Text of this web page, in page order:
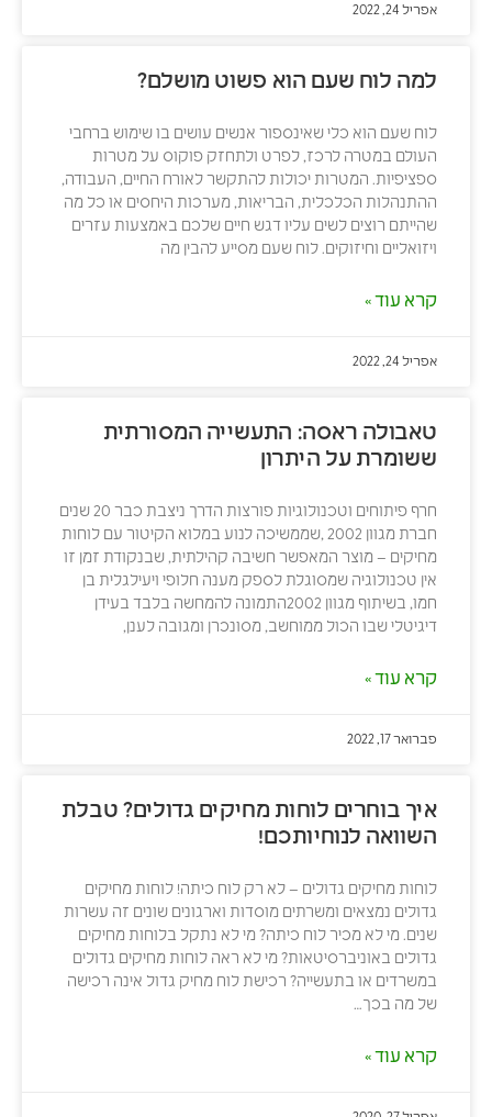
אפריל 24, 2022
למה לוח שעם הוא פשוט מושלם?
לוח שעם הוא כלי שאינספור אנשים עושים בו שימוש ברחבי
העולם במטרה לרכז, לפרט ולתחזק פוקוס על מטרות
ספציפיות. המטרות יכולות להתקשר לאורח החיים, העבודה,
ההתנהלות הכלכלית, הבריאות, מערכות היחסים או כל מה
שהייתם רוצים לשים עליו דגש חיים שלכם באמצעות עזרים
ויזואליים וחיזוקים. לוח שעם מסייע להבין מה
קרא עוד »
אפריל 24, 2022
טאבולה ראסה: התעשייה המסורתית
ששומרת על היתרון
חרף פיתוחים וטכנולוגיות פורצות הדרך ניצבת כבר 20 שנים
חברת מגוון 2002 ,שממשיכה לנוע במלוא הקיטור עם לוחות
מחיקים – מוצר המאפשר חשיבה קהילתית, שבנקודת זמן זו
אין טכנולוגיה שמסוגלת לספק מענה חלופי ויעילגלית בן
חמו, בשיתוף מגוון 2002התמונה להמחשה בלבד בעידן
דיגיטלי שבו הכול ממוחשב, מסונכרן ומגובה לענן,
קרא עוד »
פברואר 17, 2022
איך בוחרים לוחות מחיקים גדולים? טבלת
השוואה לנוחיותכם!
לוחות מחיקים גדולים – לא רק לוח כיתה! לוחות מחיקים
גדולים נמצאים ומשרתים מוסדות וארגונים שונים זה עשרות
שנים. מי לא מכיר לוח כיתה? מי לא נתקל בלוחות מחיקים
גדולים באוניברסיטאות? מי לא ראה לוחות מחיקים גדולים
במשרדים או בתעשייה? רכישת לוח מחיק גדול אינה רכישה
של מה בכך…
קרא עוד »